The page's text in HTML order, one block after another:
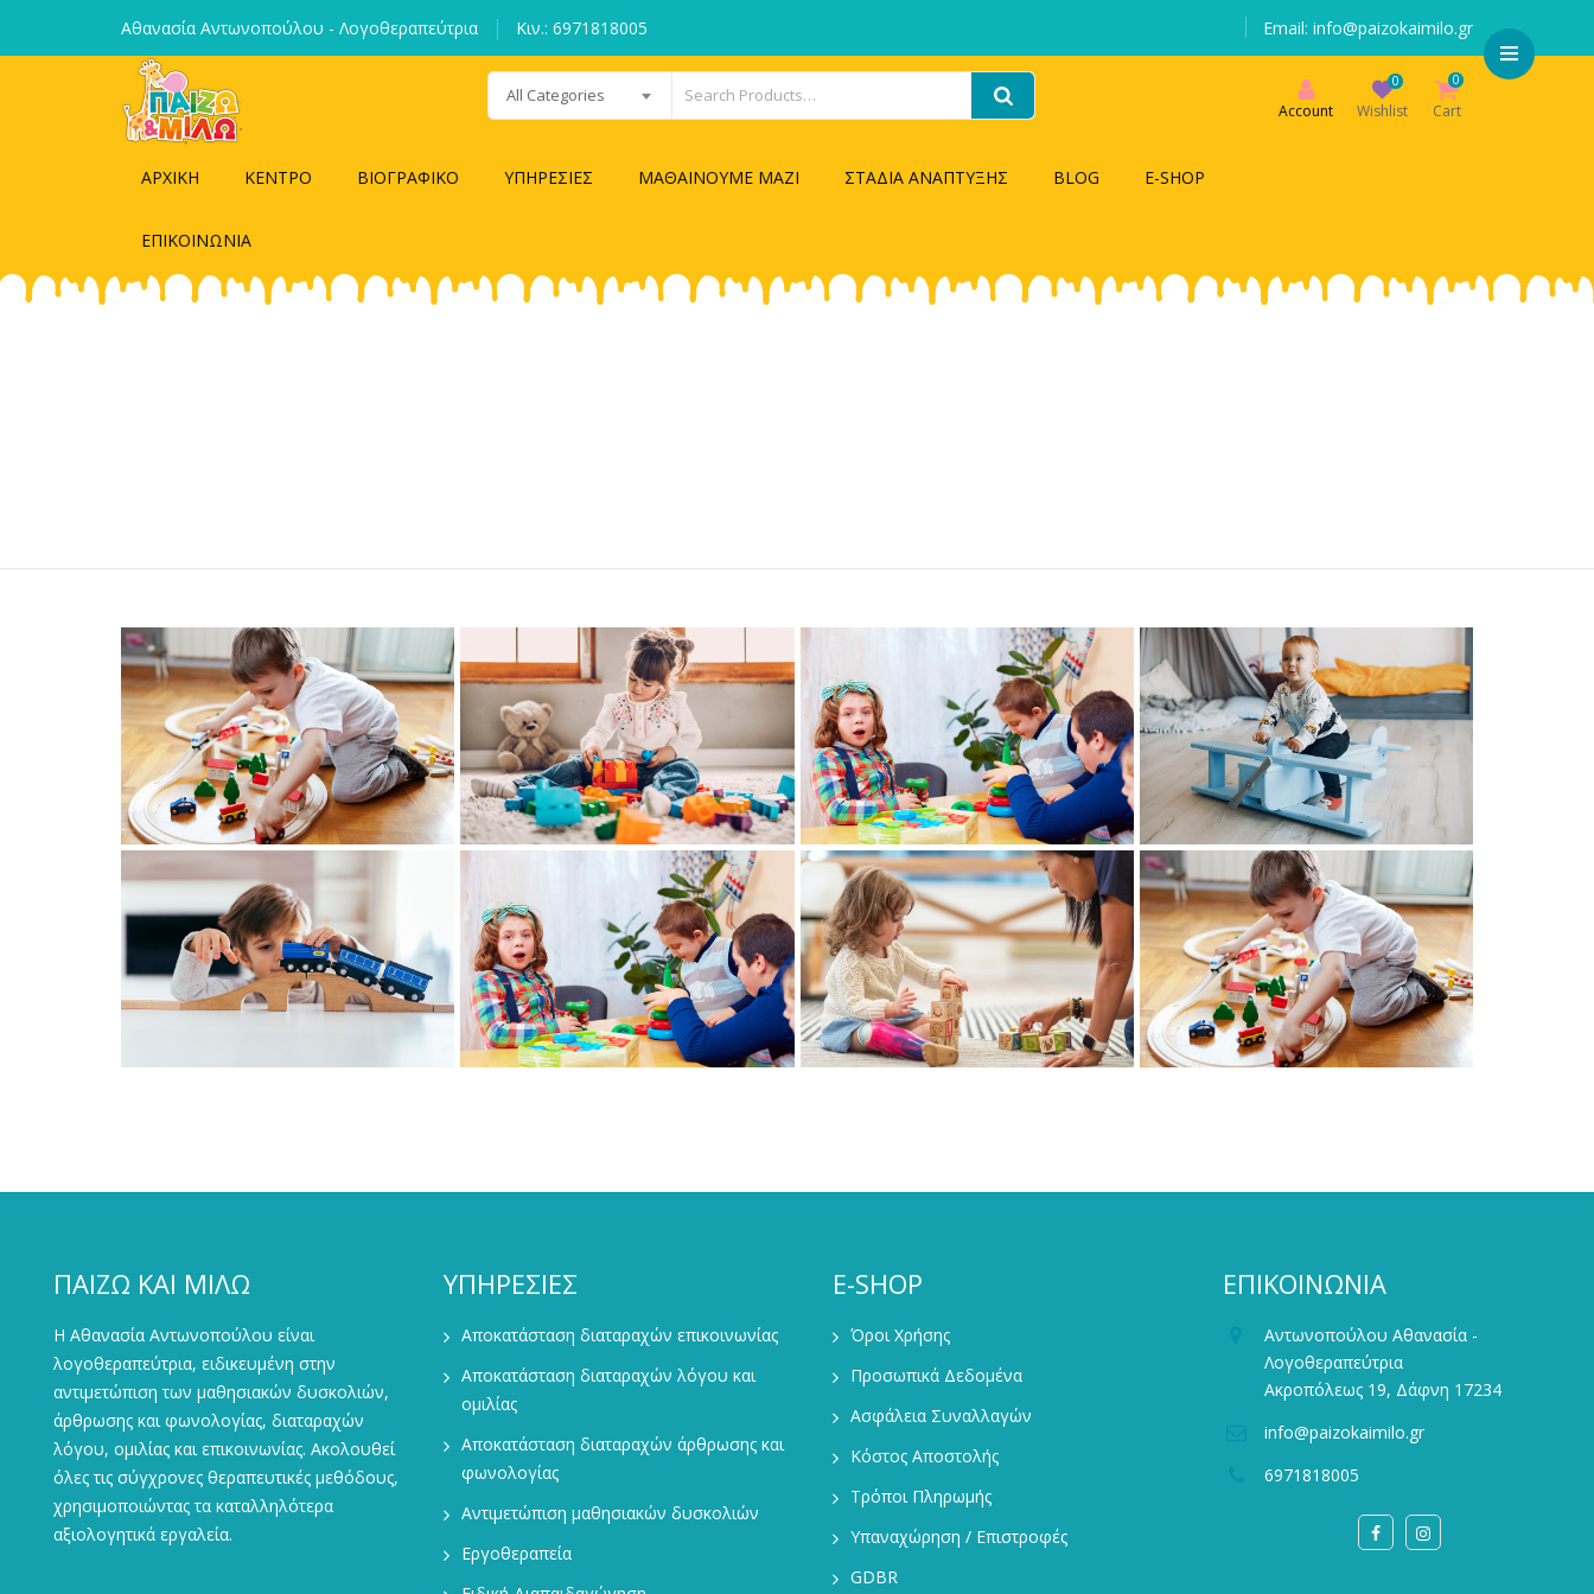
Αθανασία Αντωνοπούλου - Λογοθεραπεύτρια Κιν.: 6971818005 Email: info@paizokaimilo.gr
All Categories
Cart
0
Wishlist
0
Account
ΑΡΧΙΚΗ ΚΕΝΤΡΟ ΒΙΟΓΡΑΦΙΚΟ ΥΠΗΡΕΣΙΕΣ ΜΑΘΑΙΝΟΥΜΕ ΜΑΖΙ ΣΤΑΔΙΑ ΑΝΑΠΤΥΞΗΣ BLOG E-SHOP
ΕΠΙΚΟΙΝΩΝΙΑ
30 Ιουνίου, 2020
Post One
30 Ιουνίου, 2020
Post Nine
30 Ιουνίου, 2020
Post Seven
30 Ιουνίου, 2020
Post Six
30 Ιουνίου, 2020
Post Five
30 Ιουνίου, 2020
Post Three
30 Ιουνίου, 2020
Post Four
30 Ιουνίου, 2020
Post Eight
ΠΑΙΖΩ ΚΑΙ ΜΙΛΩ
Η Αθανασία Αντωνοπούλου είναι
λογοθεραπεύτρια, ειδικευμένη στην
αντιμετώπιση των μαθησιακών δυσκολιών,
άρθρωσης και φωνολογίας, διαταραχών
λόγου, ομιλίας και επικοινωνίας. Ακολουθεί
όλες τις σύγχρονες θεραπευτικές μεθόδους,
χρησιμοποιώντας τα καταλληλότερα
αξιολογητικά εργαλεία.
ΥΠΗΡΕΣΙΕΣ
Αποκατάσταση διαταραχών επικοινωνίας
Αποκατάσταση διαταραχών λόγου και
ομιλίας
Αποκατάσταση διαταραχών άρθρωσης και
φωνολογίας
Αντιμετώπιση μαθησιακών δυσκολιών
Εργοθεραπεία
E-SHOP
Όροι Χρήσης
Προσωπικά Δεδομένα
Ασφάλεια Συναλλαγών
Κόστος Αποστολής
Τρόποι Πληρωμής
Υπαναχώρηση / Επιστροφές
GDBR
ΕΠΙΚΟΙΝΩΝΙΑ
Αντωνοπούλου Αθανασία -
Λογοθεραπεύτρια
Ακροπόλεως 19, Δάφνη 17234
info@paizokaimilo.gr
6971818005